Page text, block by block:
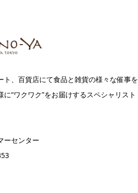
ト、百貨店にて食品と雑貨の様々な催事を
に“ワクワク”をお届けするスペシャリスト
ーセンター